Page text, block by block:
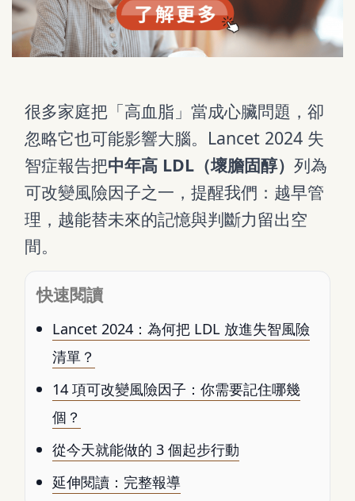
很多家庭把「高血脂」當成心臟問題，卻
忽略它也可能影響大腦。Lancet 2024 失
智症報告把中年高 LDL（壞膽固醇） 列為
可改變風險因子之一，提醒我們：越早管
理，越能替未來的記憶與判斷力留出空
間。
快速閱讀
Lancet 2024：為何把 LDL 放進失智風險
清單？
14 項可改變風險因子：你需要記住哪幾
個？
從今天就能做的 3 個起步行動
延伸閱讀：完整報導